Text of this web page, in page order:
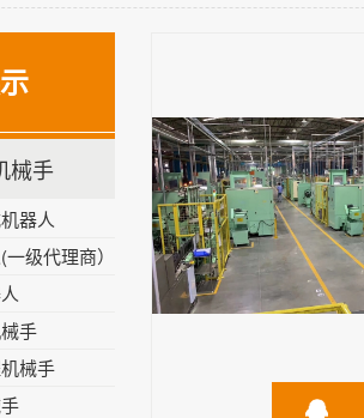
械手
器人
级代理商）
手
械手